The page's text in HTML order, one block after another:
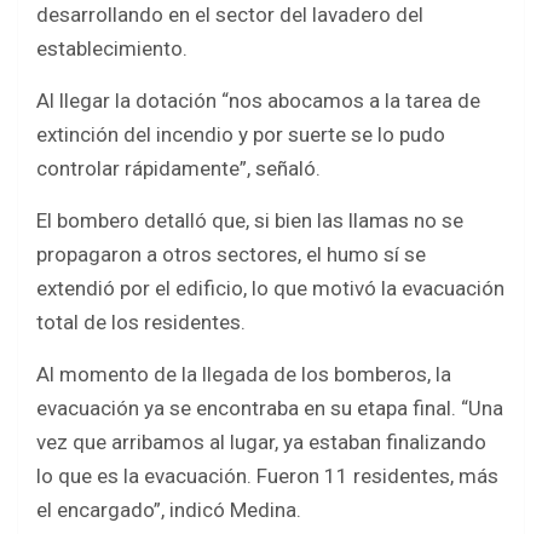
desarrollando en el sector del lavadero del
establecimiento.
Al llegar la dotación “nos abocamos a la tarea de
extinción del incendio y por suerte se lo pudo
controlar rápidamente”, señaló.
El bombero detalló que, si bien las llamas no se
propagaron a otros sectores, el humo sí se
extendió por el edificio, lo que motivó la evacuación
total de los residentes.
Al momento de la llegada de los bomberos, la
evacuación ya se encontraba en su etapa final. “Una
vez que arribamos al lugar, ya estaban finalizando
lo que es la evacuación. Fueron 11 residentes, más
el encargado”, indicó Medina.